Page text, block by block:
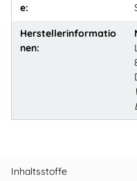
e:
Herstellerinformatio
nen:
Inhaltsstoffe